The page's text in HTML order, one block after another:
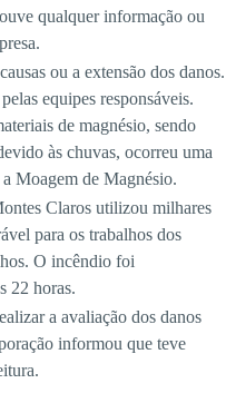
qualquer informação ou
ou a extensão dos danos.
equipes responsáveis.
de magnésio, sendo
às chuvas, ocorreu uma
Moagem de Magnésio.
Claros utilizou milhares
para os trabalhos dos
O incêndio foi
22 horas.
a avaliação dos danos
informou que teve